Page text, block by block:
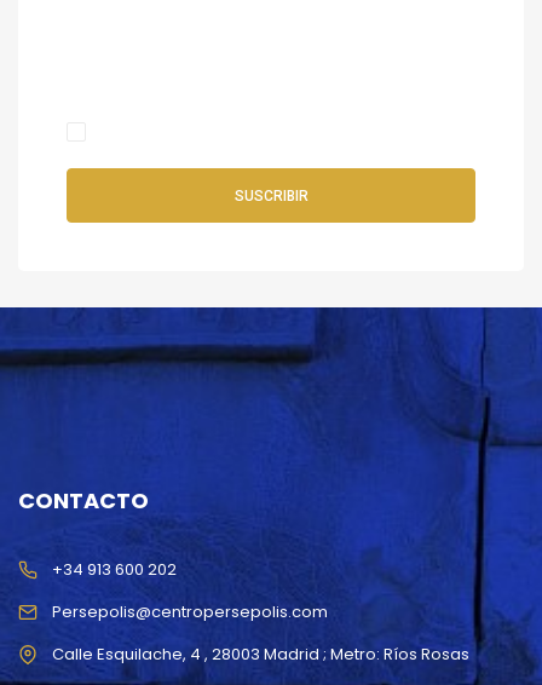
SUSCRIBIR
CONTACTO
Persepolis@centropersepolis.com
+34 913 600 202